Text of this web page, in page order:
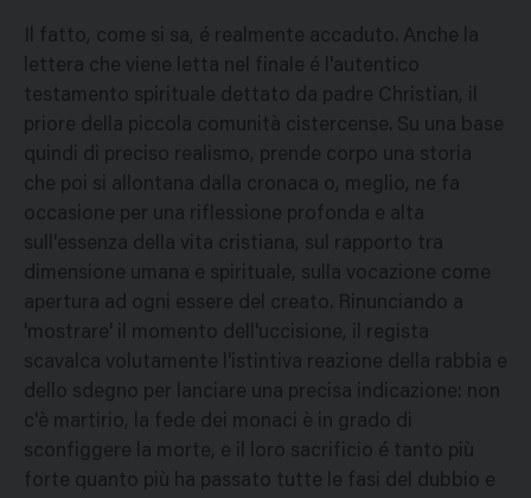
Il fatto, come si sa, é realmente accaduto. Anche la
lettera che viene letta nel finale é l'autentico
testamento spirituale dettato da padre Christian, il
priore della piccola comunità cistercense. Su una base
quindi di preciso realismo, prende corpo una storia
che poi si allontana dalla cronaca o, meglio, ne fa
occasione per una riflessione profonda e alta
sull'essenza della vita cristiana, sul rapporto tra
dimensione umana e spirituale, sulla vocazione come
apertura ad ogni essere del creato. Rinunciando a
'mostrare' il momento dell'uccisione, il regista
scavalca volutamente l'istintiva reazione della rabbia e
dello sdegno per lanciare una precisa indicazione: non
c'è martirio, la fede dei monaci è in grado di
sconfiggere la morte, e il loro sacrificio é tanto più
forte quanto più ha passato tutte le fasi del dubbio e